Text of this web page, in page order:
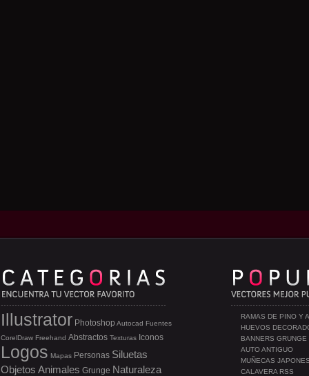
RAMAS DE PINO Y
HUEVOS
BANNERS GRUNGE
AUTO ANTIGUO
MUÑECAS
CALAVERA RSS
Illustrator Photoshop Autocad Fuentes
CorelDraw Freehand Abstractos Texturas Iconos
Logos Mapas Personas Siluetas
Objetos Animales Grunge Naturaleza